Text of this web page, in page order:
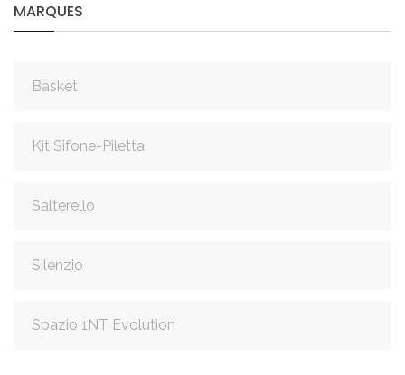
MARQUES
Basket
Kit Sifone-Piletta
Salterello
Silenzio
Spazio 1NT Evolution